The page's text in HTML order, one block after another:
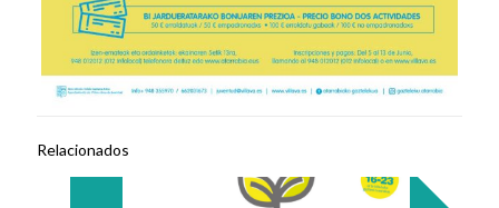
Relacionados